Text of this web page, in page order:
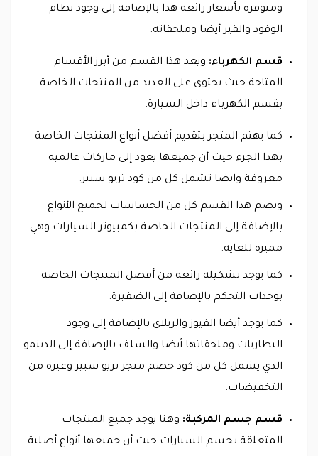
ومتوفرة بأسعار رائعة هذا بالإضافة إلى وجود نظام
الوقود والقير أيضا وملحقاته.
قسم الكهرباء: ويعد هذا القسم من أبرز الأقسام
المتاحة حيث يحتوي على العديد من المنتجات الخاصة
بقسم الكهرباء داخل السيارة.
كما يهتم المتجر بتقديم أفضل أنواع المنتجات الخاصة
بهذا الجزء حيث أن جميعها يعود إلى ماركات عالمية
معروفة وايضا تشمل كل من كود تريو سبير.
ويضم هذا القسم كل من الحساسات لجميع الأنواع
بالإضافة إلى المنتجات الخاصة بكمبيوتر السيارات وهي
مميزة للغاية.
كما يوجد تشكيلة رائعة من أفضل المنتجات الخاصة
بوحدات التحكم بالإضافة إلى الضفيرة.
كما يوجد أيضا الفيوز والريلاي بالإضافة إلى وجود
البطاريات وملحقاتها أيضا والسلف بالإضافة إلى الدينمو
الذي يشمل كل من كود خصم متجر تريو سبير وغيره من
التخفيضات.
قسم جسم المركبة: وهنا يوجد جميع المنتجات
المتعلقة بجسم السيارات حيث أن جميعها أنواع أصلية